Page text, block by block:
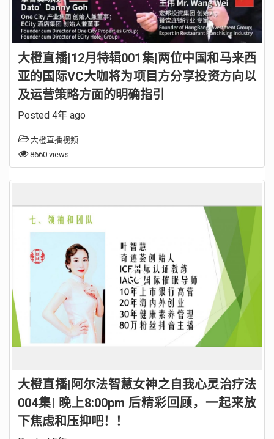
大橙直播|12月特辑001集|两位中国和马来西
亚的国际VC大咖将为项目方分享投资方向以
及运营策略方面的明确指引
Posted 4年 ago
大橙直播视频
8660 views
大橙直播|阿尔法智慧女神之自我心灵治疗法
004集| 晚上8:00pm 后精彩回顾，一起来放
下焦虑和压抑吧！！